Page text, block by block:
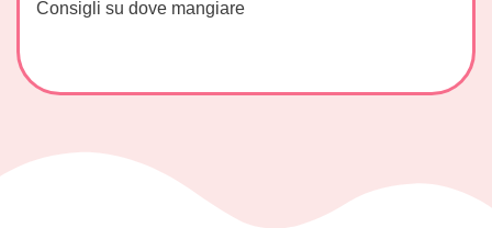
Consigli su dove mangiare